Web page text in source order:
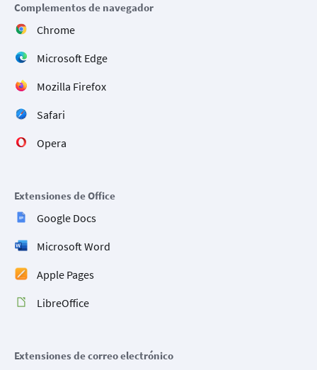
Complementos de navegador
Chrome
Microsoft Edge
Mozilla Firefox
Safari
Opera
Extensiones de Office
Google Docs
Microsoft Word
Apple Pages
LibreOffice
Extensiones de correo electrónico